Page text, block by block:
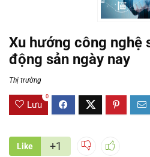
Xu hướng công nghệ
động sản ngày nay
Thị trường
Lưu
0
Like +1